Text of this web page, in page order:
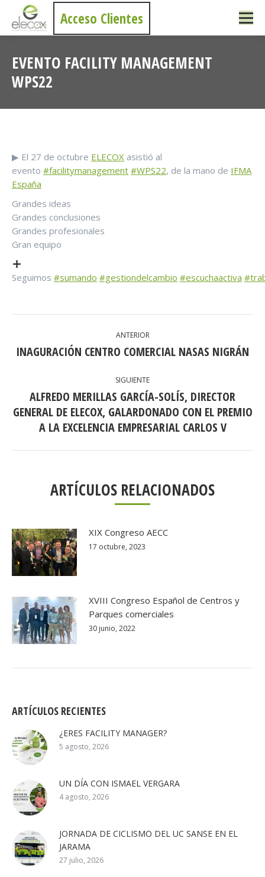
Acceso Clientes
EVENTO FACILITY MANAGEMENT
WPS22
▶ El 27 de octubre ELECOX asistió al
evento #facilitymanagement #WPS22, de la mano de IFMA
España
Grandes ideas
Grandes conclusiones
Grandes profesionales
Gran equipo
Seguimos #sumando #gestiondelcambio #escuchaactiva
ENTRE
PUBLICACIONES
ANTERIOR
Publicación
INAGURACIÓN CENTRO COMERCIAL NASAS NIGRÁN
SIGUIENTE
Publicación
siguiente:
ALFREDO MERILLAS GARCÍA-SOLÍS, DIRECTOR
GENERAL DE ELECOX, GALARDONADO CON EL PREMIO
A LA EXCELENCIA EMPRESARIAL CARLOS V
ARTÍCULOS RELACIONADOS
XIX Congreso AECC
17 octubre, 2023
XVIII Congreso Español de Centros y
Parques comerciales
30 junio, 2022
ARTÍCULOS RECIENTES
¿ERES FACILITY MANAGER?
5 agosto, 2026
UN DÍA CON ISMAEL VERGARA
4 agosto, 2026
JORNADA DE CICLISMO DEL UC SANSE EN EL
JARAMA
27 julio, 2026